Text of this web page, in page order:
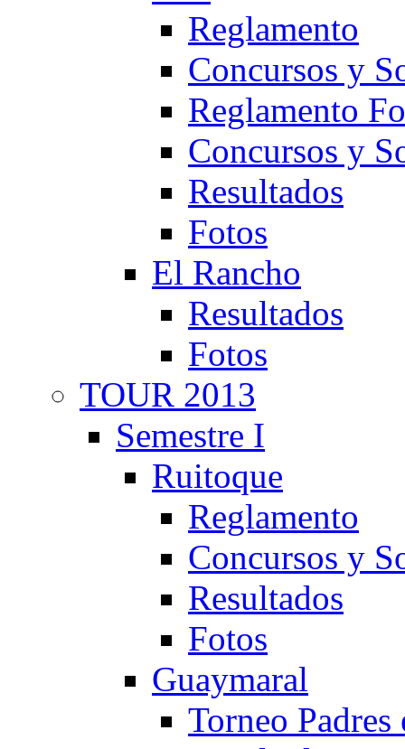
Reglamento
Concursos y
Reglamento
Concursos y
Resultados
Fotos
El Rancho
Resultados
Fotos
TOUR 2013
Semestre I
Ruitoque
Reglamento
Concursos y
Resultados
Fotos
Guaymaral
Torneo